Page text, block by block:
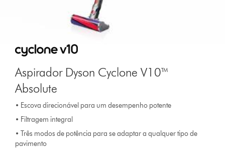
Aspirador Dyson Cyclone V10™
Absolute
• Escova direcionável para um desempenho potente
• Filtragem integral
• Três modos de potência para se adaptar a qualquer tipo de
pavimento